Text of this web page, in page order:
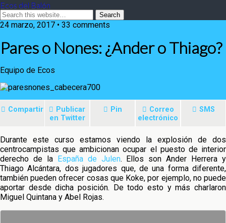
Ecos del Balón
24 marzo, 2017 • 33 comments
Pares o Nones: ¿Ander o Thiago?
Equipo de Ecos
Compartir
Publicar
en Twitter
Pin
Correo
electrónico
SMS
Durante este curso estamos viendo la explosión de dos
centrocampistas que ambicionan ocupar el puesto de interior
derecho de la España de Julen. Ellos son Ander Herrera y
Thiago Alcántara, dos jugadores que, de una forma diferente,
también pueden ofrecer cosas que Koke, por ejemplo, no puede
aportar desde dicha posición. De todo esto y más charlaron
Miguel Quintana y Abel Rojas.